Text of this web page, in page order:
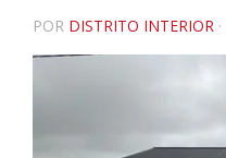
POR DISTRITO INTERIOR ·